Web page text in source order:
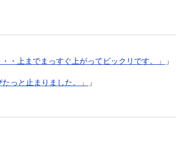
・上までまっすぐ上がってビックリです。」 」
っと止まりました。」 」